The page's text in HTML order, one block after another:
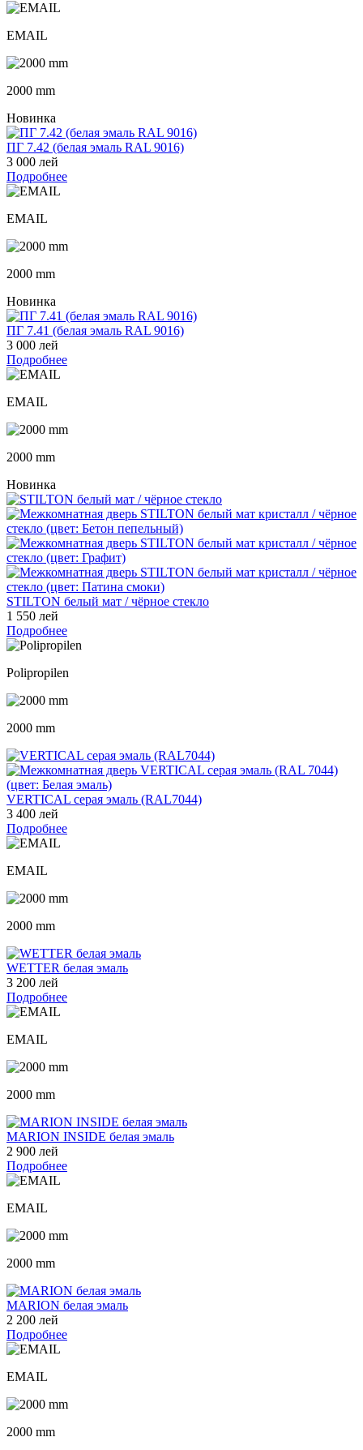
EMAIL
2000 mm
Новинка
ПГ 7.42 (белая эмаль RAL 9016)
3 000 лей
Подробнее
EMAIL
2000 mm
Новинка
ПГ 7.41 (белая эмаль RAL 9016)
3 000 лей
Подробнее
EMAIL
2000 mm
Новинка
STILTON белый мат / чёрное стекло
1 550 лей
Подробнее
Polipropilen
2000 mm
VERTICAL серая эмаль (RAL7044)
3 400 лей
Подробнее
EMAIL
2000 mm
WETTER белая эмаль
3 200 лей
Подробнее
EMAIL
2000 mm
MARION INSIDE белая эмаль
2 900 лей
Подробнее
EMAIL
2000 mm
MARION белая эмаль
2 200 лей
Подробнее
EMAIL
2000 mm